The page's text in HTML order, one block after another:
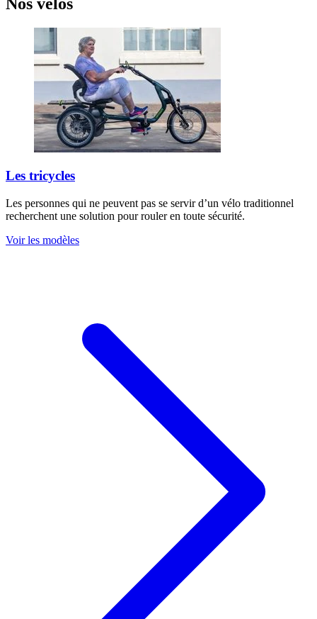
Les tricycles
Les personnes qui ne peuvent pas se servir d’un vélo traditionnel
recherchent une solution pour rouler en toute sécurité.
Voir les modèles